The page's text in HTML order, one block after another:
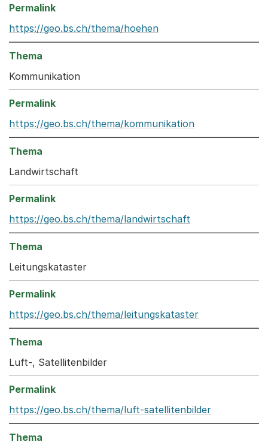
https://geo.bs.ch/thema/hoehen
Kommunikation
https://geo.bs.ch/thema/kommunikation
Landwirtschaft
https://geo.bs.ch/thema/landwirtschaft
Leitungskataster
https://geo.bs.ch/thema/leitungskataster
Luft-, Satellitenbilder
https://geo.bs.ch/thema/luft-satellitenbilder